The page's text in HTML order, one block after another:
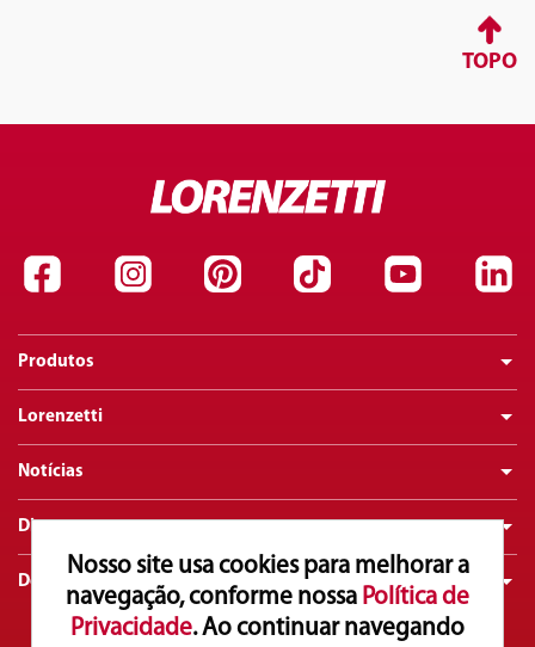
Nosso site usa cookies para melhorar a
navegação, conforme nossa Política de
Privacidade. Ao continuar navegando
TOPO
Produtos
Lorenzetti
Notícias
Dicas
Downloads